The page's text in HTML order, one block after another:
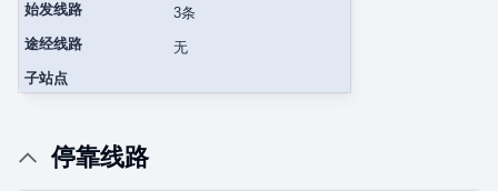
始发线路
3条
途经线路
无
子站点
停靠线路